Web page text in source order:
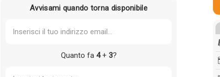
Avvisami quando torna disponibile
Quanto fa 4+ 3?